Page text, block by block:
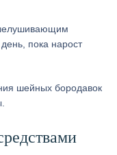
пока нарост
шейных бородавок